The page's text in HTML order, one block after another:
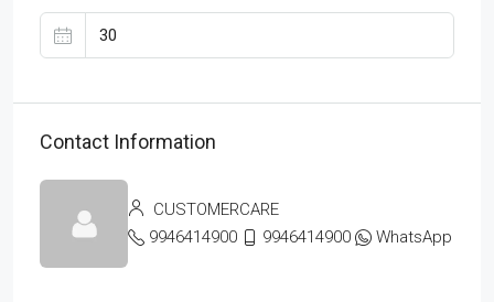
Contact Information
CUSTOMERCARE
9946414900
9946414900 WhatsApp